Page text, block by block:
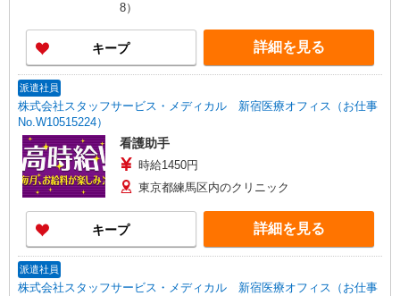
8）
キープ 詳細を見る
派遣社員
株式会社スタッフサービス・メディカル 新宿医療オフィス（お仕事
No.W10515224）
看護助手
時給1450円
東京都練馬区内のクリニック
キープ 詳細を見る
派遣社員
株式会社スタッフサービス・メディカル 新宿医療オフィス（お仕事